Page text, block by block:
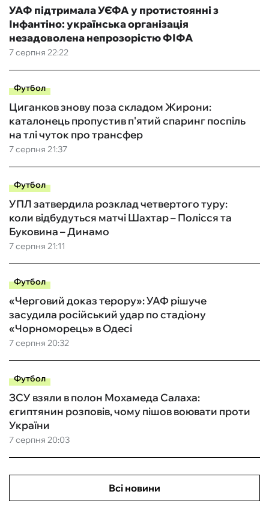
7 серпня 22:22
УАФ підтримала УЄФА у протистоянні з
Інфантіно: українська організація
незадоволена непрозорістю ФІФА
Футбол
7 серпня 21:37
Циганков знову поза складом Жирони:
каталонець пропустив п'ятий спаринг поспіль
на тлі чуток про трансфер
Футбол
7 серпня 21:11
УПЛ затвердила розклад четвертого туру:
коли відбудуться матчі Шахтар – Полісся та
Буковина – Динамо
Футбол
7 серпня 20:32
«Черговий доказ терору»: УАФ рішуче
засудила російський удар по стадіону
«Чорноморець» в Одесі
Футбол
7 серпня 20:03
ЗСУ взяли в полон Мохамеда Салаха:
єгиптянин розповів, чому пішов воювати проти
України
Всі новини